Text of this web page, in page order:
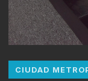
CIUDAD